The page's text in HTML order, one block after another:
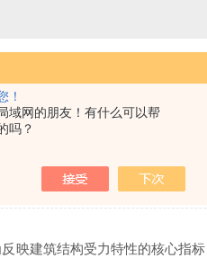
！
域网的朋友！有什么可以帮
吗？
筑工程中的关键
05-14 点击次数：442
建筑结构受力特性的核心指标